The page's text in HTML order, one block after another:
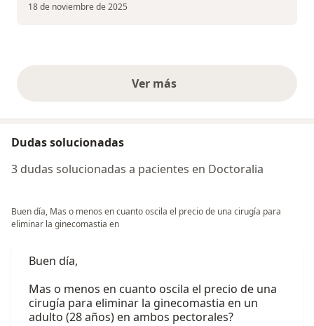
18 de noviembre de 2025
Ver másopiniones anteriores
Dudas solucionadas
3 dudas solucionadas a pacientes en Doctoralia
Buen día, Mas o menos en cuanto oscila el precio de una cirugía para
eliminar la ginecomastia en
Buen día,
Mas o menos en cuanto oscila el precio de una
cirugía para eliminar la ginecomastia en un
adulto (28 años) en ambos pectorales?